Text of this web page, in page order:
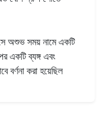
অশুভ সময় নামে একটি
একটি ব্যঙ্গ এবং
বর্ণনা করা হয়েছিল